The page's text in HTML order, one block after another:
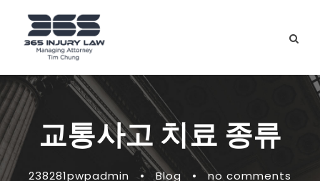
교통사고 치료 종류
238281pwpadmin • Blog • no comments